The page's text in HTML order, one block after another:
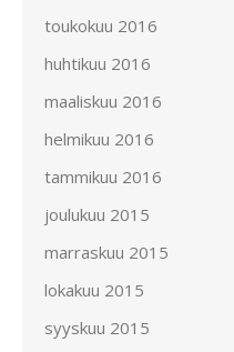
toukokuu 2016
huhtikuu 2016
maaliskuu 2016
helmikuu 2016
tammikuu 2016
joulukuu 2015
marraskuu 2015
lokakuu 2015
syyskuu 2015